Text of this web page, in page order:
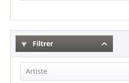
Filtrer
Artiste